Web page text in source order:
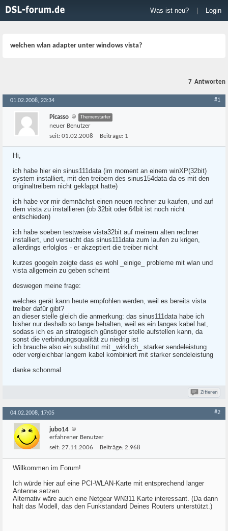
Was ist neu? Login
welchen wlan adapter unter windows vista?
7 Antworten
01.02.2008, 23:34 #1
Picasso Themenstarter
neuer Benutzer
seit: 01.02.2008 Beiträge: 1
Hi,
ich habe hier ein sinus111data (im moment an einem winXP(32bit)
system installiert, mit den treibern des sinus154data da es mit den
originaltreibern nicht geklappt hatte)
ich habe vor mir demnächst einen neuen rechner zu kaufen, und auf
dem vista zu installieren (ob 32bit oder 64bit ist noch nicht
entschieden)
ich habe soeben testweise vista32bit auf meinem alten rechner
installiert, und versucht das sinus111data zum laufen zu krigen,
allerdings erfolglos - er akzeptiert die treiber nicht
kurzes googeln zeigte dass es wohl _einige_ probleme mit wlan und
vista allgemein zu geben scheint
deswegen meine frage:
welches gerät kann heute empfohlen werden, weil es bereits vista
treiber dafür gibt?
an dieser stelle gleich die anmerkung: das sinus111data habe ich
bisher nur deshalb so lange behalten, weil es ein langes kabel hat,
sodass ich es an strategisch günstiger stelle aufstellen kann, da
sonst die verbindungsqualität zu niedrig ist
ich brauche also ein substitut mit _wirklich_ starker sendeleistung
oder vergleichbar langem kabel kombiniert mit starker sendeleistung
danke schonmal
Zitieren
04.02.2008, 17:05 #2
jubo14
erfahrener Benutzer
seit: 27.11.2006 Beiträge: 2.968
Willkommen im Forum!
Ich würde hier auf eine PCI-WLAN-Karte mit entsprechend langer
Antenne setzen.
Alternativ wäre auch eine Netgear WN311 Karte interessant. (Da dann
halt das Modell, das den Funkstandard Deines Routers unterstützt.)